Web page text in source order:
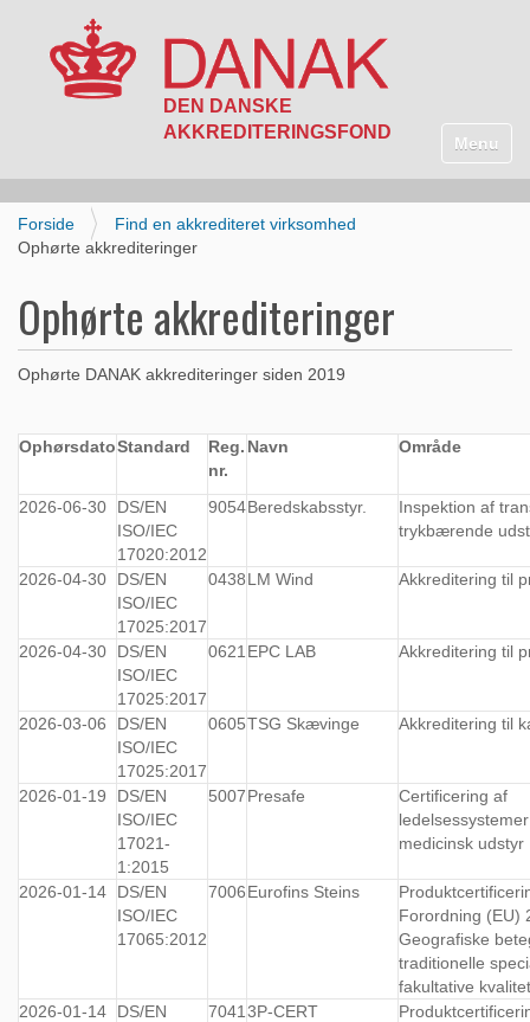
Toggle
Forside
Find en akkrediteret virksomhed
Ophørte akkrediteringer
Ophørte akkrediteringer
Ophørte DANAK akkrediteringer siden 2019
OphørsdatoStandard
Reg.
nr.
Navn Område
2026-06-30
DS/EN
ISO/IEC
17020:2012
9054Beredskabsstyr.
Inspektion af
trykbærende
2026-04-30
DS/EN
ISO/IEC
17025:2017
0438LM Wind Akkreditering til
2026-04-30
DS/EN
ISO/IEC
17025:2017
0621 EPC LAB Akkreditering til
2026-03-06
DS/EN
ISO/IEC
17025:2017
0605TSG Skævinge Akkreditering til
2026-01-19
DS/EN
ISO/IEC
17021-
1:2015
5007Presafe
Certificering af
medicinsk udstyr
2026-01-14
DS/EN
ISO/IEC
17065:2012
7006Eurofins Steins
Forordning (EU)
Geografiske
traditionelle
fakultative
2026-01-14
DS/EN
7041 3P-CERT